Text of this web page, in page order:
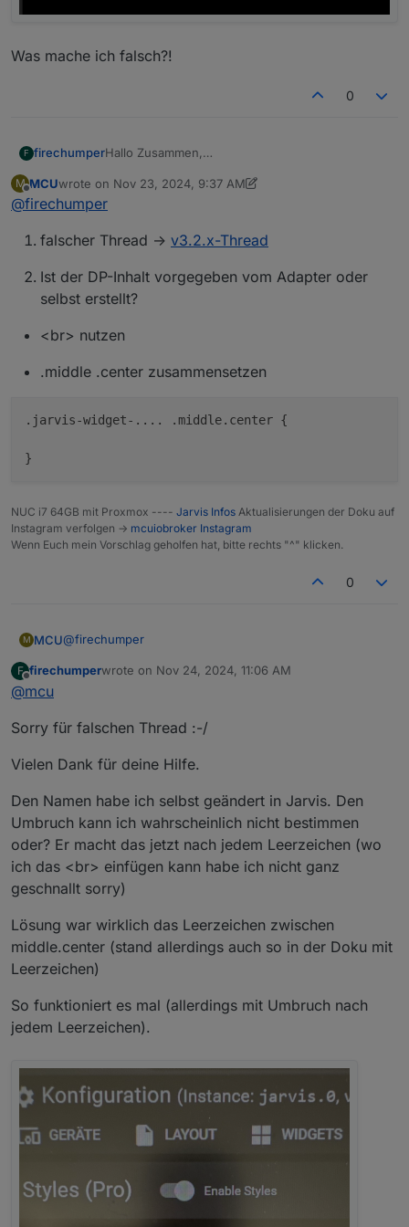
Was mache ich falsch?!
0
F firechumperHallo Zusammen,
HomeKitTile einen Umbruch hinzubekommen.
Was mache ich falsch?!
M
Offline
MCUwrote on Nov 23, 2024, 9:37 AM
last edited by MCUNov 23, 2024, 12:10 PM
@firechumper
falscher Thread -> v3.2.x-Thread
Ist der DP-Inhalt vorgegeben vom Adapter oder
selbst erstellt?
<br> nutzen
.middle .center zusammensetzen
.jarvis-widget-.... .middle.center {
}
NUC i7 64GB mit Proxmox ---- Jarvis Infos Aktualisierungen der Doku auf
Instagram verfolgen -> mcuiobroker Instagram
Wenn Euch mein Vorschlag geholfen hat, bitte rechts "^" klicken.
0
M MCU@firechumper
falscher Thread -> v3.2.x-Thread
selbst erstellt?
.middle .center zusammensetzen
F firechumperwrote on Nov 24, 2024, 11:06 AM
last edited by
@mcu
Sorry für falschen Thread :-/
Vielen Dank für deine Hilfe.
Den Namen habe ich selbst geändert in Jarvis. Den
Umbruch kann ich wahrscheinlich nicht bestimmen
oder? Er macht das jetzt nach jedem Leerzeichen (wo
ich das <br> einfügen kann habe ich nicht ganz
geschnallt sorry)
Lösung war wirklich das Leerzeichen zwischen
middle.center (stand allerdings auch so in der Doku mit
Leerzeichen)
So funktioniert es mal (allerdings mit Umbruch nach
jedem Leerzeichen).